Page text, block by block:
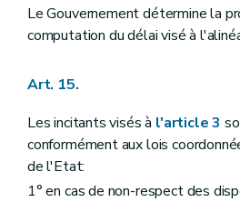
Le Gouvernement détermine la
computation du délai visé à
Art. 15.
Les incitants visés à l'article 3
conformément aux lois
de l'Etat:
1° en cas de non-respect des